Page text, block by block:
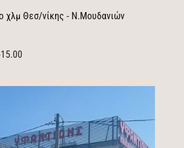
χλμ Θεσ/νίκης - Ν.Μουδανιών